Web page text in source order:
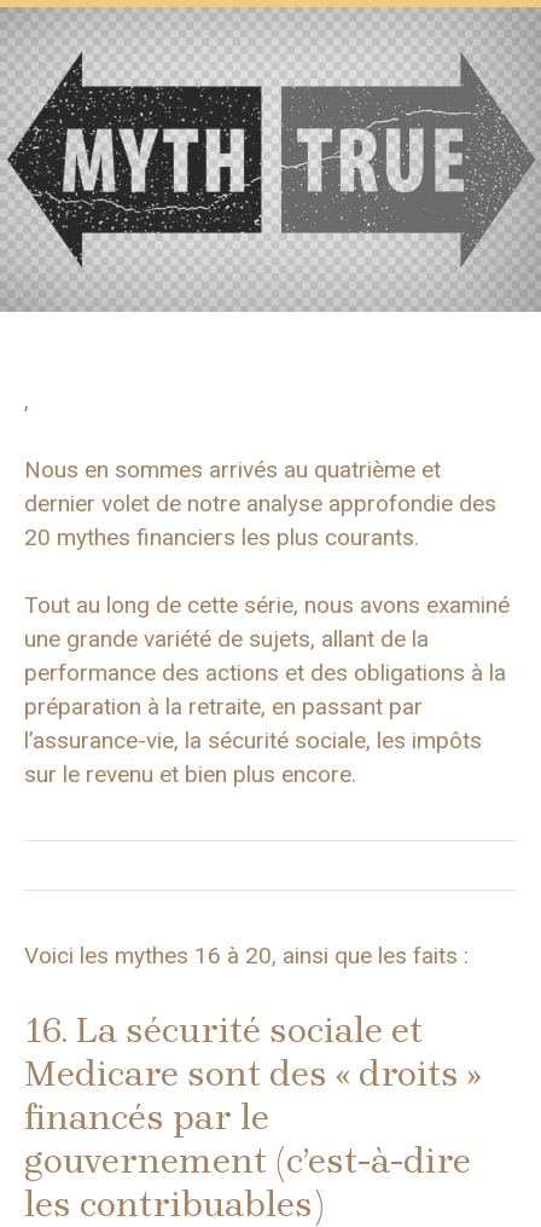
,
Nous en sommes arrivés au quatrième et
dernier volet de notre analyse approfondie des
20 mythes financiers les plus courants.
Tout au long de cette série, nous avons examiné
une grande variété de sujets, allant de la
performance des actions et des obligations à la
préparation à la retraite, en passant par
l’assurance-vie, la sécurité sociale, les impôts
sur le revenu et bien plus encore.
Voici les mythes 16 à 20, ainsi que les faits :
16. La sécurité sociale et
Medicare sont des « droits »
financés par le
gouvernement (c’est-à-dire
les contribuables)